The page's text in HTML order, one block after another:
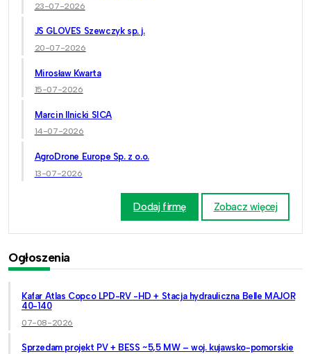
23-07-2026
JS GLOVES Szewczyk sp. j.
20-07-2026
Mirosław Kwarta
15-07-2026
Marcin Ilnicki SICA
14-07-2026
AgroDrone Europe Sp. z o.o.
13-07-2026
Dodaj firmę Zobacz więcej
Ogłoszenia
Kafar Atlas Copco LPD-RV -HD + Stacja hydrauliczna Belle MAJOR
40-140
07-08-2026
Sprzedam projekt PV + BESS ~5,5 MW – woj. kujawsko-pomorskie